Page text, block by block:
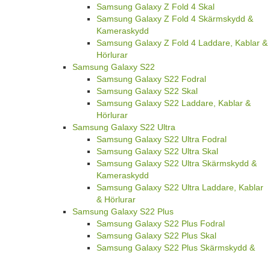
Samsung Galaxy Z Fold 4 Skal
Samsung Galaxy Z Fold 4 Skärmskydd &
Kameraskydd
Samsung Galaxy Z Fold 4 Laddare, Kablar &
Hörlurar
Samsung Galaxy S22
Samsung Galaxy S22 Fodral
Samsung Galaxy S22 Skal
Samsung Galaxy S22 Laddare, Kablar &
Hörlurar
Samsung Galaxy S22 Ultra
Samsung Galaxy S22 Ultra Fodral
Samsung Galaxy S22 Ultra Skal
Samsung Galaxy S22 Ultra Skärmskydd &
Kameraskydd
Samsung Galaxy S22 Ultra Laddare, Kablar
& Hörlurar
Samsung Galaxy S22 Plus
Samsung Galaxy S22 Plus Fodral
Samsung Galaxy S22 Plus Skal
Samsung Galaxy S22 Plus Skärmskydd &